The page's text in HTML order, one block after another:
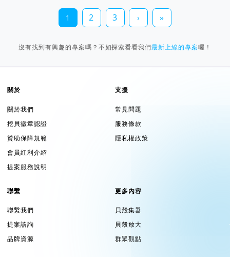
1 2 3 › »
沒有找到有興趣的專案嗎？不如探索看看我們最新上線的專案喔！
關於
關於我們
挖貝徽章認證
贊助保障規範
會員紅利介紹
提案服務說明
支援
常見問題
服務條款
隱私權政策
聯繫
聯繫我們
提案諮詢
品牌資源
更多內容
貝殼集器
貝殼放大
群眾觀點